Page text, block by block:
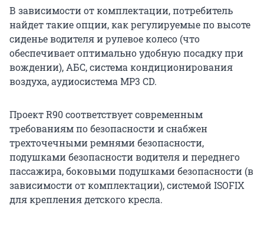
В зависимости от комплектации, потребитель
найдет такие опции, как регулируемые по высоте
сиденье водителя и рулевое колесо (что
обеспечивает оптимально удобную посадку при
вождении), АБС, система кондиционирования
воздуха, аудиосистема МР3 CD.
Проект R90 соответствует современным
требованиям по безопасности и снабжен
трехточечными ремнями безопасности,
подушками безопасности водителя и переднего
пассажира, боковыми подушками безопасности (в
зависимости от комплектации), системой ISOFIX
для крепления детского кресла.